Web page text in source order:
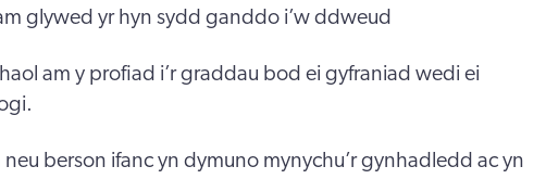
glywed yr hyn sydd ganddo i’w ddweud
am y profiad i’r graddau bod ei gyfraniad wedi ei
neu berson ifanc yn dymuno mynychu’r gynhadledd ac yn